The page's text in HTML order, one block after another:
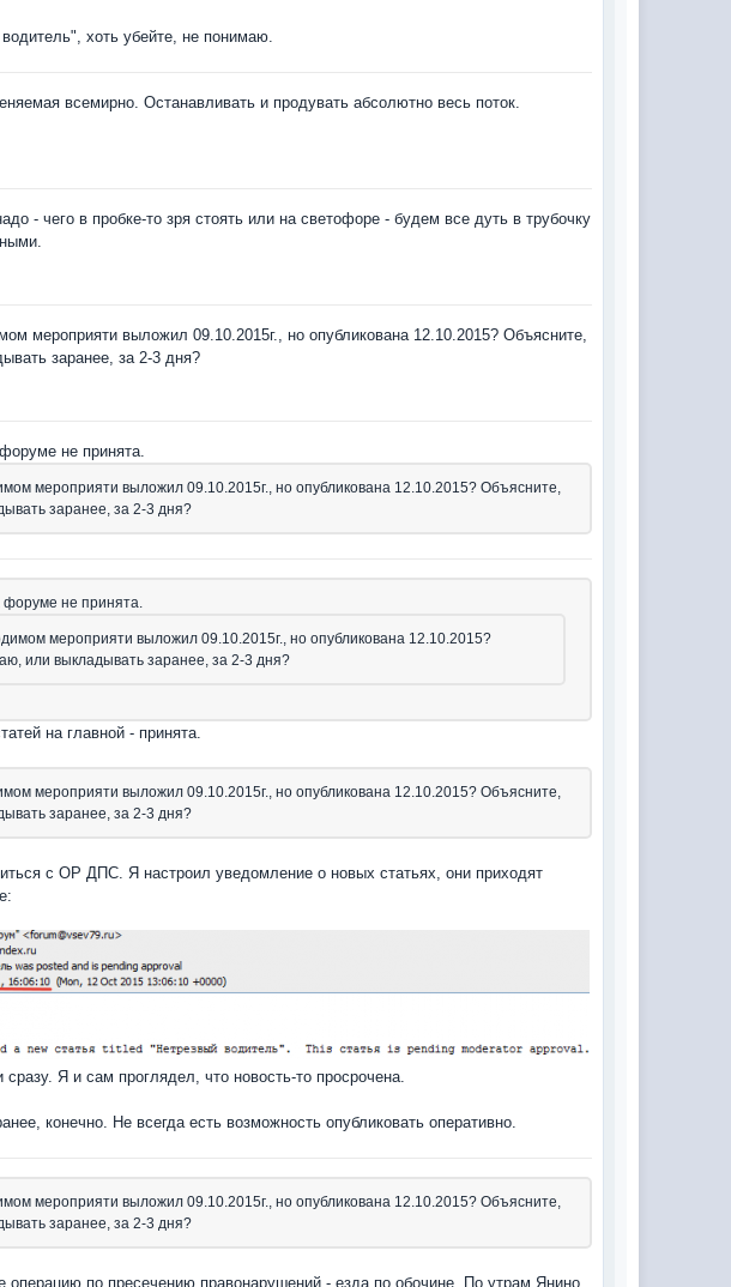
хоть убейте, не понимаю.
всемирно. Останавливать и продувать абсолютно весь поток.
- чего в пробке-то зря стоять или на светофоре - будем все дуть в трубочку
мероприяти выложил 09.10.2015г., но опубликована 12.10.2015? Объясните,
заранее, за 2-3 дня?
не принята.
мероприяти выложил 09.10.2015г., но опубликована 12.10.2015? Объясните,
заранее, за 2-3 дня?
не принята.
мероприяти выложил 09.10.2015г., но опубликована 12.10.2015?
или выкладывать заранее, за 2-3 дня?
на главной - принята.
мероприяти выложил 09.10.2015г., но опубликована 12.10.2015? Объясните,
заранее, за 2-3 дня?
с ОР ДПС. Я настроил уведомление о новых статьях, они приходят
Я и сам проглядел, что новость-то просрочена.
конечно. Не всегда есть возможность опубликовать оперативно.
мероприяти выложил 09.10.2015г., но опубликована 12.10.2015? Объясните,
заранее, за 2-3 дня?
операцию по пресечению правонарушений - езда по обочине. По утрам Янино